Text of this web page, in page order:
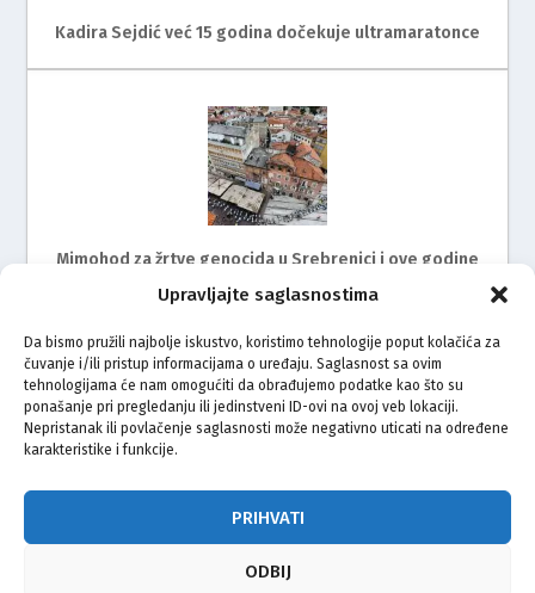
Upravljajte saglasnostima
Da bismo pružili najbolje iskustvo, koristimo tehnologije poput kolačića za
čuvanje i/ili pristup informacijama o uređaju. Saglasnost sa ovim
tehnologijama će nam omogućiti da obrađujemo podatke kao što su
ponašanje pri pregledanju ili jedinstveni ID-ovi na ovoj veb lokaciji.
Nepristanak ili povlačenje saglasnosti može negativno uticati na određene
karakteristike i funkcije.
PRIHVATI
ODBIJ
Kadira Sejdić već 15 godina dočekuje ultramaratonce
Mimohod za žrtve genocida u Srebrenici i ove godine
Zagreb ispratio bicikliste na put do Srebrenice